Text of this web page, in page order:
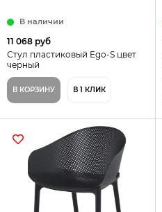
В наличии
11 068 руб
Стул пластиковый Ego-S цвет
черный
В КОРЗИНУ В 1 КЛИК